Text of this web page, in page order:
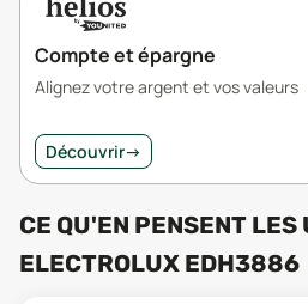
Compte et épargne
Alignez votre argent et vos valeurs
Découvrir→
CE QU'EN PENSENT
ELECTROLUX EDH3886